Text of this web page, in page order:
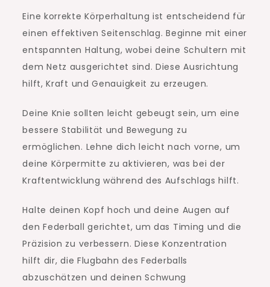
Eine korrekte Körperhaltung ist entscheidend für
einen effektiven Seitenschlag. Beginne mit einer
entspannten Haltung, wobei deine Schultern mit
dem Netz ausgerichtet sind. Diese Ausrichtung
hilft, Kraft und Genauigkeit zu erzeugen.
Deine Knie sollten leicht gebeugt sein, um eine
bessere Stabilität und Bewegung zu
ermöglichen. Lehne dich leicht nach vorne, um
deine Körpermitte zu aktivieren, was bei der
Kraftentwicklung während des Aufschlags hilft.
Halte deinen Kopf hoch und deine Augen auf
den Federball gerichtet, um das Timing und die
Präzision zu verbessern. Diese Konzentration
hilft dir, die Flugbahn des Federballs
abzuschätzen und deinen Schwung